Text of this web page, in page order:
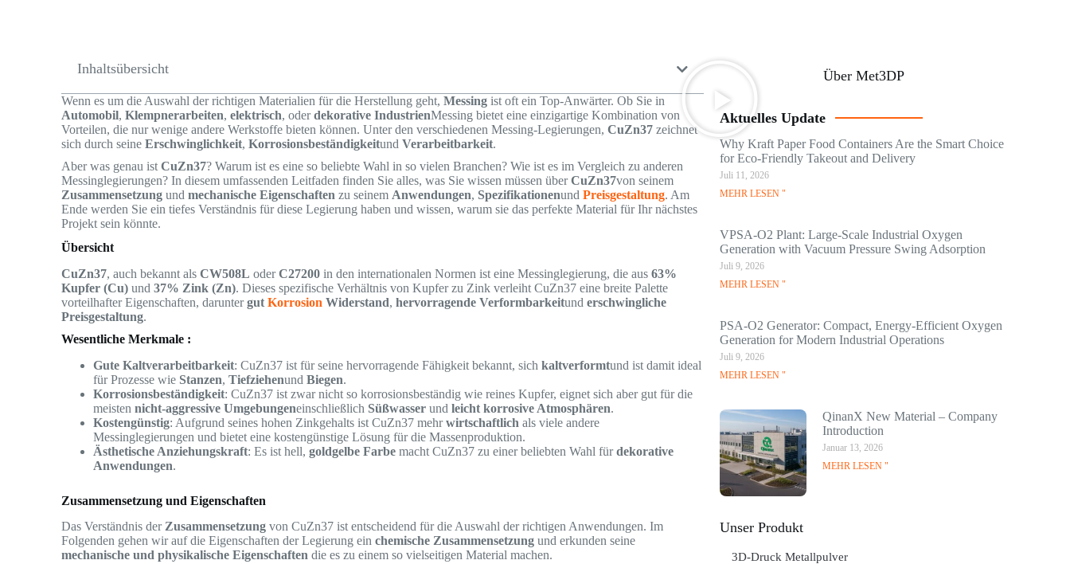
Inhaltsübersicht
Wenn es um die Auswahl der richtigen Materialien für die Herstellung geht,Messing ist oft ein Top-Anwärter. Ob Sie in
Automobil,Klempnerarbeiten,elektrisch, oderdekorative IndustrienMessing bietet eine einzigartige Kombination von
Vorteilen, die nur wenige andere Werkstoffe bieten können. Unter den verschiedenen Messing-Legierungen,CuZn37 zeichnet
sich durch seineErschwinglichkeit,KorrosionsbeständigkeitundVerarbeitbarkeit.
Aber was genau istCuZn37? Warum ist es eine so beliebte Wahl in so vielen Branchen? Wie ist es im Vergleich zu anderen
Messinglegierungen? In diesem umfassenden Leitfaden finden Sie alles, was Sie wissen müssen überCuZn37von seinem
Zusammensetzung undmechanische Eigenschaften zu seinem Anwendungen, SpezifikationenundPreisgestaltung. Am
Ende werden Sie ein tiefes Verständnis für diese Legierung haben und wissen, warum sie das perfekte Material für Ihr nächstes
Projekt sein könnte.
Übersicht
CuZn37, auch bekannt alsCW508L oderC27200 in den internationalen Normen ist eine Messinglegierung, die aus63%
Kupfer (Cu) und37% Zink (Zn). Dieses spezifische Verhältnis von Kupfer zu Zink verleiht CuZn37 eine breite Palette
vorteilhafter Eigenschaften, daruntergutKorrosion Widerstand,hervorragende Verformbarkeitunderschwingliche
Preisgestaltung.
Wesentliche Merkmale :
Gute Kaltverarbeitbarkeit: CuZn37 ist für seine hervorragende Fähigkeit bekannt, sichkaltverformtund ist damit ideal
für Prozesse wie Stanzen,TiefziehenundBiegen.
Korrosionsbeständigkeit: CuZn37 ist zwar nicht so korrosionsbeständig wie reines Kupfer, eignet sich aber gut für die
meistennicht-aggressive Umgebungeneinschließlich Süßwasser undleicht korrosive Atmosphären.
Kostengünstig: Aufgrund seines hohen Zinkgehalts ist CuZn37 mehrwirtschaftlich als viele andere
Messinglegierungen und bietet eine kostengünstige Lösung für die Massenproduktion.
Ästhetische Anziehungskraft: Es ist hell,goldgelbe Farbe macht CuZn37 zu einer beliebten Wahl fürdekorative
Anwendungen.
Zusammensetzung und Eigenschaften
Das Verständnis der Zusammensetzung von CuZn37 ist entscheidend für die Auswahl der richtigen Anwendungen. Im
Folgenden gehen wir auf die Eigenschaften der Legierung einchemische Zusammensetzung und erkunden seine
mechanische und physikalische Eigenschaften die es zu einem so vielseitigen Material machen.
Über Met3DP
Aktuelles Update
Why Kraft Paper Food Containers Are the Smart Choice
for Eco-Friendly Takeout and Delivery
Juli 11, 2026
MEHR LESEN "
VPSA-O2 Plant: Large-Scale Industrial Oxygen
Generation with Vacuum Pressure Swing Adsorption
Juli 9, 2026
MEHR LESEN "
PSA-O2 Generator: Compact, Energy-Efficient Oxygen
Generation for Modern Industrial Operations
Juli 9, 2026
MEHR LESEN "
QinanX New Material – Company
Introduction
Januar 13, 2026
MEHR LESEN "
Unser Produkt
3D-Druck Metallpulver